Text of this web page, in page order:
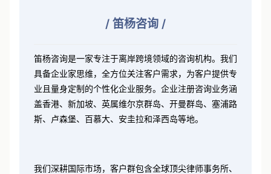
/ 笛杨咨询 /
笛杨咨询是一家专注于离岸跨境领域的咨询机构。我们
具备企业家思维，全方位关注客户需求，为客户提供专
业且量身定制的个性化企业服务。企业注册咨询业务涵
盖香港、新加坡、英属维尔京群岛、开曼群岛、塞浦路
斯、卢森堡、百慕大、安圭拉和泽西岛等地。
我们深耕国际市场，客户群包含全球顶尖律师事务所、